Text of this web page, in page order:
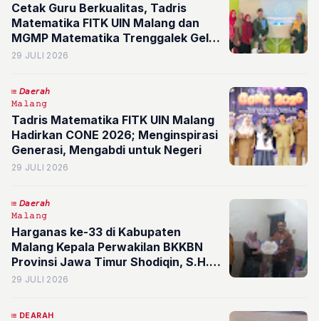
Cetak Guru Berkualitas, Tadris
Matematika FITK UIN Malang dan
MGMP Matematika Trenggalek Gelar
Pembelajaran Berbasis Artificial
29 JULI 2026
𝘋𝘢𝘦𝘳𝘢𝘩
𝙼𝚊𝚕𝚊𝚗𝚐
Tadris Matematika FITK UIN Malang
Hadirkan CONE 2026; Menginspirasi
Generasi, Mengabdi untuk Negeri
29 JULI 2026
𝘋𝘢𝘦𝘳𝘢𝘩
𝙼𝚊𝚕𝚊𝚗𝚐
Harganas ke-33 di Kabupaten
Malang Kepala Perwakilan BKKBN
Provinsi Jawa Timur Shodiqin, S.H.,
M.M., Dialog Langsung dan Beri
29 JULI 2026
DEARAH